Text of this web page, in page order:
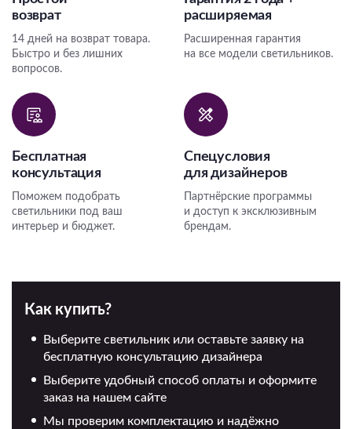
возврат
14 дней на возврат товара.
Быстро и без лишних
вопросов.
расширяемая
Расширенная гарантия
на все модели светильников.
Бесплатная
консультация
Поможем подобрать
светильники под ваш
интерьер и бюджет.
Спецусловия
для дизайнеров
Партнёрские программы
и доступ к эксклюзивным
брендам.
Как купить?
Выберите светильник или оставьте заявку на
бесплатную консультацию дизайнера
Выберите удобный способ оплаты и оформите
заказ на нашем сайте
Мы проверим комплектацию и надёжно